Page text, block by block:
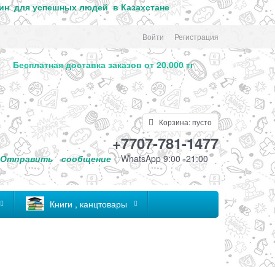
для успешных людей в Казахстане
Войти Регистрация
доставка заказов от 20.000 тг
Корзина:пусто
+7707-781-1477
Отправить сообщениеWhatsApp 9:00 -21:00
Книги , канцтовары